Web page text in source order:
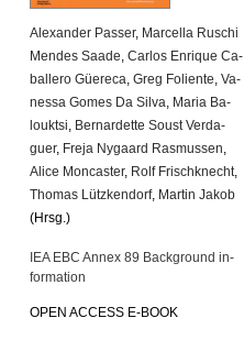
Alex­an­der Pas­ser, Mar­cel­la Ru­schi
Men­des Saade,Car­los En­ri­que Ca­
bal­le­ro Güe­re­ca,Greg Fo­li­en­te,Va­
nes­sa Gomes Da Silva, Maria Ba­
loukt­si, Ber­nar­det­te Soust Ver­da­
guer, Freja Ny­gaard Ras­mus­sen,
Alice Mon­cas­ter, Rolf Frisch­knecht,
Tho­mas Lütz­ken­dorf, Mar­tin Jakob
(Hrsg.)
IEA EBC Annex 89 Back­ground in­
for­ma­ti­on
OPEN AC­CESS E-BOOK